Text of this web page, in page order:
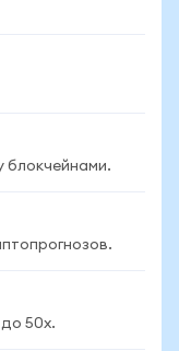
блокчейнами.
50x.